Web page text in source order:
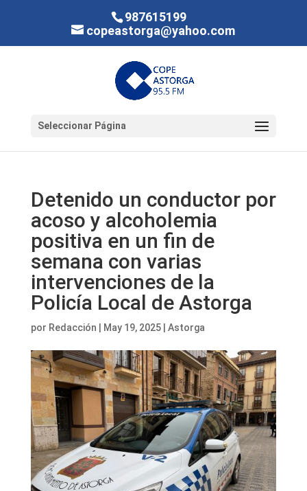
987615199
copeastorga@yahoo.com
Seleccionar Página
Detenido un conductor por
acoso y alcoholemia
positiva en un fin de
semana con varias
intervenciones de la
Policía Local de Astorga
por Redacción May 19, 2025| Astorga